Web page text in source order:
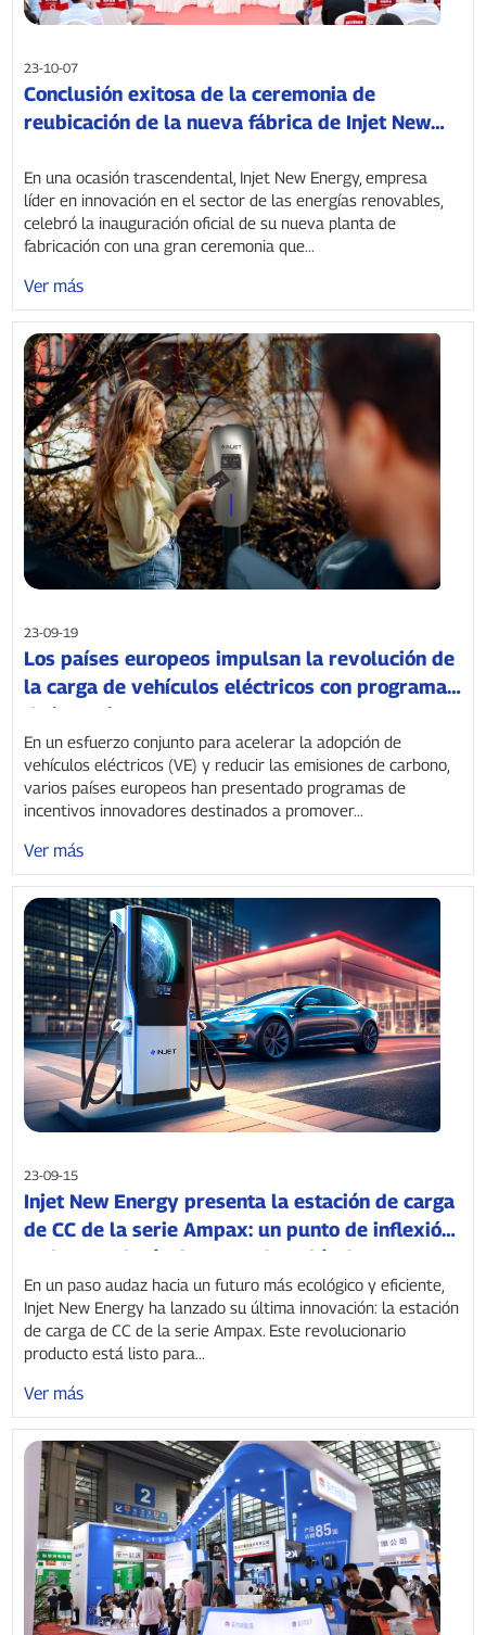
23-10-07
Conclusión exitosa de la ceremonia de
reubicación de la nueva fábrica de Injet New
En una ocasión trascendental, Injet New Energy, empresa
líder en innovación en el sector de las energías renovables,
celebró la inauguración oficial de su nueva planta de
fabricación con una gran ceremonia que...
Ver más
23-09-19
Los países europeos impulsan la revolución de
la carga de vehículos eléctricos con programas
de incentivos
En un esfuerzo conjunto para acelerar la adopción de
vehículos eléctricos (VE) y reducir las emisiones de carbono,
varios países europeos han presentado programas de
incentivos innovadores destinados a promover...
Ver más
23-09-15
Injet New Energy presenta la estación de carga
de CC de la serie Ampax: un punto de inflexión
en la tecnología de carga de vehículos
eléctricos
En un paso audaz hacia un futuro más ecológico y eficiente,
Injet New Energy ha lanzado su última innovación: la estación
de carga de CC de la serie Ampax. Este revolucionario
producto está listo para...
Ver más